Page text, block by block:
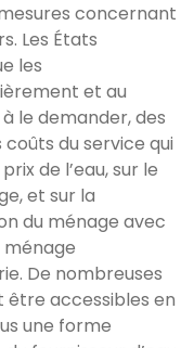
concernant
Les États
les
et au
le demander, des
du service qui
de l’eau, sur le
et sur la
du ménage avec
ménage
De nombreuses
accessibles en
une forme